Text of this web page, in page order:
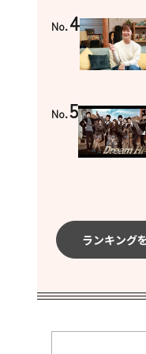
No.4
No.5
ランキング